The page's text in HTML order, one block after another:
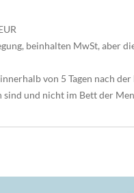
beinhalten MwSt, aber
von 5 Tagen nach der
und nicht im Bett der